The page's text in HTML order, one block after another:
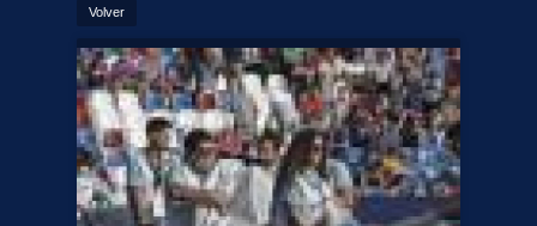
Volver